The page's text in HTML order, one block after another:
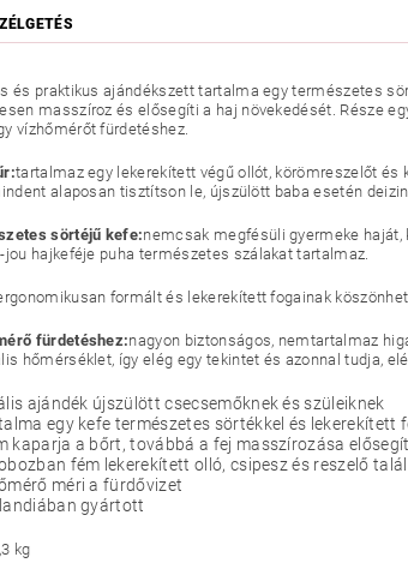
és praktikus ajándékszett tartalma egy természetes
masszíroz és elősegíti a haj növekedését. Része
vízhőmérőt fürdetéshez.
tartalmaz egy lekerekített végű ollót, körömreszelőt
alaposan tisztítson le, újszülött baba esetén
sörtéjű kefe:nemcsak megfésüli gyermeke
jou hajkeféje puha természetes szálakat tartalmaz.
formált és lekerekített fogainak
fürdetéshez:nagyon biztonságos, nemtartalmaz
hőmérséklet, így elég egy tekintet és azonnal tudja,
ajándék újszülött csecsemőknek és szüleiknek
egy kefe természetes sörtékkel és lekerekített
kaparja a bőrt, továbbá a fej masszírozása
fém lekerekített olló, csipesz és reszelő
méri a fürdővizet
gyártott
kg